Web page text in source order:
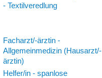
- Textilveredlung
Facharzt/-ärztin -
Allgemeinmedizin (Hausarzt/-
ärztin)
Helfer/in - spanlose